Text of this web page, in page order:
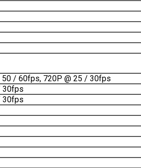
50 / 60fps, 720P @ 25 / 30fps
30fps
30fps